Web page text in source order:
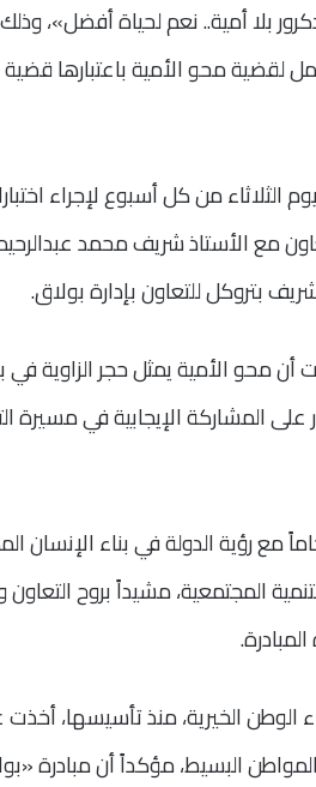
بلا أمية.. نعم لحياة أفضل»،
لقضية محو الأمية باعتبارها
الثلاثاء من كل أسبوع لإجراء
مع الأستاذ شريف محمد
بتروكل للتعاون بإدارة بولاق.
أن محو الأمية يمثل حجر الزاوية
المشاركة الإيجابية في مسيرة
مع رؤية الدولة في بناء الإنسان
المجتمعية، مشيداً بروح التعاون
الخيرية، منذ تأسيسها،
البسيط، مؤكداً أن مبادرة